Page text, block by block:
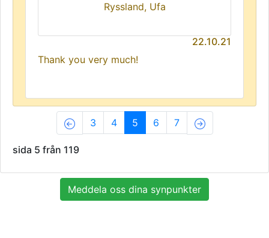
Ryssland, Ufa
22.10.21
Thank you very much!
3 4 5(current)
6 7
sida 5 från 119
Meddela oss dina synpunkter